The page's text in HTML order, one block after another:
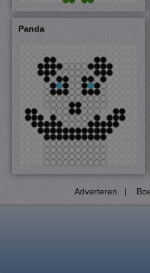
Panda
Adverteren |
Strikt noodzakelijke
website kan niet goed
CookieScriptConsent
PHPSESSID
_gat
_GRECAPTCHA